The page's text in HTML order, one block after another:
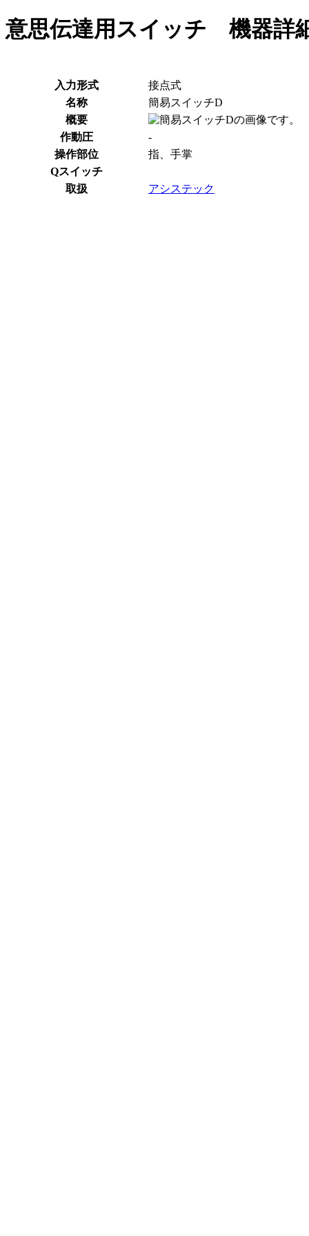
意思伝達用スイッチ 機器詳
入力形式
接点式
名称
簡易スイッチD
概要
作動圧
-
操作部位
指、手掌
Qスイッチ
取扱
アシステック